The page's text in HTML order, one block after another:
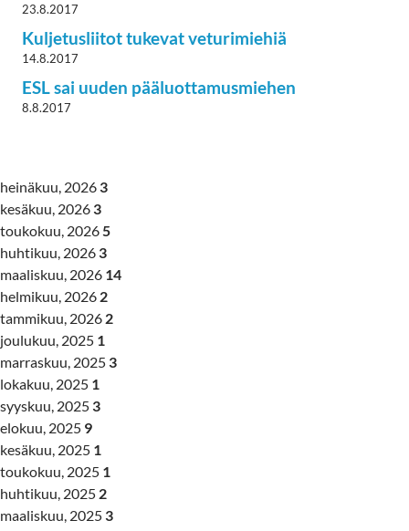
23.8.2017
Kuljetusliitot tukevat veturimiehiä
14.8.2017
ESL sai uuden pääluottamusmiehen
8.8.2017
heinäkuu, 2026 3
kesäkuu, 2026 3
toukokuu, 2026 5
huhtikuu, 2026 3
maaliskuu, 2026 14
helmikuu, 2026 2
tammikuu, 2026 2
joulukuu, 2025 1
marraskuu, 2025 3
lokakuu, 2025 1
syyskuu, 2025 3
elokuu, 2025 9
kesäkuu, 2025 1
toukokuu, 2025 1
huhtikuu, 2025 2
maaliskuu, 2025 3